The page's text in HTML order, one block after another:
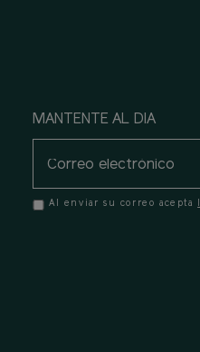
MANTENTE AL DIA
Al enviar su correo acepta